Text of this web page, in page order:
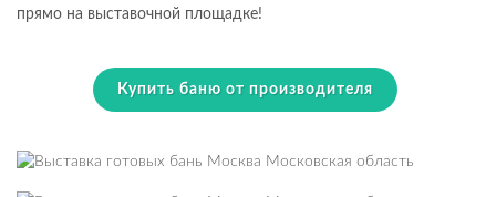
прямо на выставочной площадке!
Купить баню от производителя